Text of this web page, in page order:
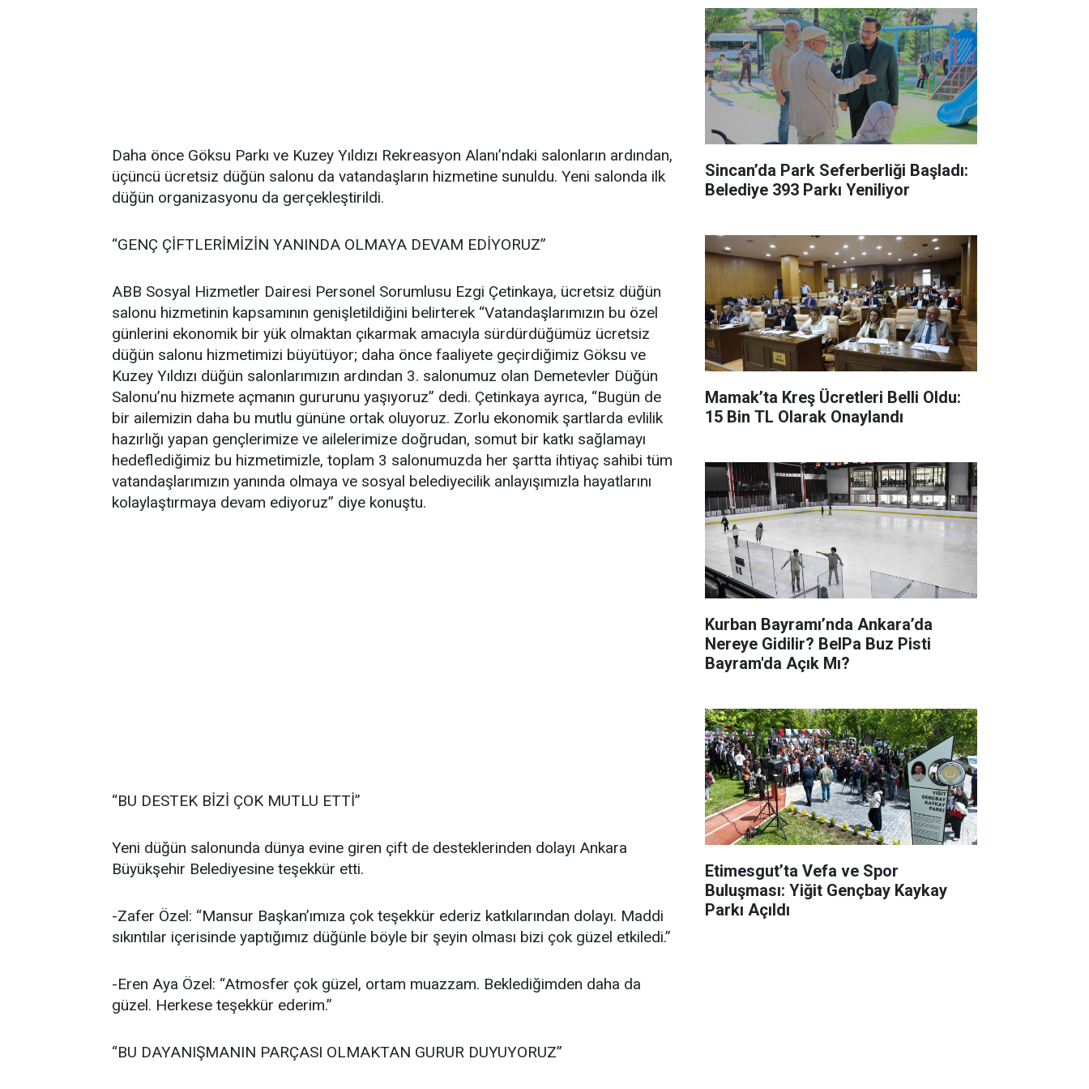
Daha önce Göksu Parkı ve Kuzey Yıldızı Rekreasyon Alanı’ndaki salonların ardından,
üçüncü ücretsiz düğün salonu da vatandaşların hizmetine sunuldu. Yeni salonda ilk
düğün organizasyonu da gerçekleştirildi.
“GENÇ ÇİFTLERİMİZİN YANINDA OLMAYA DEVAM EDİYORUZ”
ABB Sosyal Hizmetler Dairesi Personel Sorumlusu Ezgi Çetinkaya, ücretsiz düğün
salonu hizmetinin kapsamının genişletildiğini belirterek “Vatandaşlarımızın bu özel
günlerini ekonomik bir yük olmaktan çıkarmak amacıyla sürdürdüğümüz ücretsiz
düğün salonu hizmetimizi büyütüyor; daha önce faaliyete geçirdiğimiz Göksu ve
Kuzey Yıldızı düğün salonlarımızın ardından 3. salonumuz olan Demetevler Düğün
Salonu’nu hizmete açmanın gururunu yaşıyoruz” dedi. Çetinkaya ayrıca, “Bugün de
bir ailemizin daha bu mutlu gününe ortak oluyoruz. Zorlu ekonomik şartlarda evlilik
hazırlığı yapan gençlerimize ve ailelerimize doğrudan, somut bir katkı sağlamayı
hedeflediğimiz bu hizmetimizle, toplam 3 salonumuzda her şartta ihtiyaç sahibi tüm
vatandaşlarımızın yanında olmaya ve sosyal belediyecilik anlayışımızla hayatlarını
kolaylaştırmaya devam ediyoruz” diye konuştu.
“BU DESTEK BİZİ ÇOK MUTLU ETTİ”
Yeni düğün salonunda dünya evine giren çift de desteklerinden dolayı Ankara
Büyükşehir Belediyesine teşekkür etti.
-Zafer Özel: “Mansur Başkan’ımıza çok teşekkür ederiz katkılarından dolayı. Maddi
sıkıntılar içerisinde yaptığımız düğünle böyle bir şeyin olması bizi çok güzel etkiledi.”
-Eren Aya Özel: “Atmosfer çok güzel, ortam muazzam. Beklediğimden daha da
güzel. Herkese teşekkür ederim.”
“BU DAYANIŞMANIN PARÇASI OLMAKTAN GURUR DUYUYORUZ”
Sincan’da Park Seferberliği Başladı:
Belediye 393 Parkı Yeniliyor
Mamak’ta Kreş Ücretleri Belli Oldu:
15 Bin TL Olarak Onaylandı
Kurban Bayramı’nda Ankara’da
Nereye Gidilir? BelPa Buz Pisti
Bayram'da Açık Mı?
Etimesgut’ta Vefa ve Spor
Buluşması: Yiğit Gençbay Kaykay
Parkı Açıldı